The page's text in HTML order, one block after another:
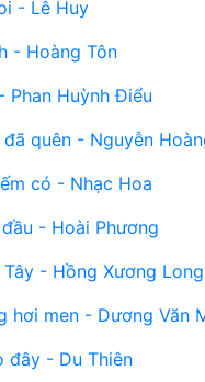
- Lê Huy
- Hoàng Tôn
Phan Huỳnh Điểu
quên - Nguyễn
có - Nhạc Hoa
- Hoài Phương
- Hồng Xương Long
hơi men - Dương Văn
đây - Du Thiên